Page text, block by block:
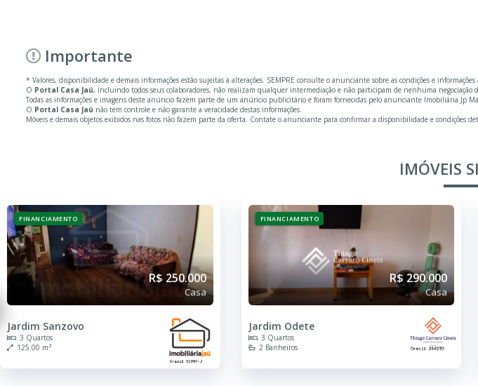
Importante
* Valores, disponibilidade e demais informações estão sujeitas à alterações. SEMPRE consulte o anunciante sobre as condições e
O Portal Casa Jaú, incluindo todos seus colaboradores, não realizam qualquer intermediação e não participam de nenhuma negociação
Todas as informações e imagens deste anúncio fazem parte de um anúncio publicitário e foram fornecidas pelo anunciante Imobiliária Jp
O Portal Casa Jaú não tem controle e não garante a veracidade destas informações.
Móveis e demais objetos exibidos nas fotos não fazem parte da oferta. Contate o anunciante para confirmar a disponibilidade e condições
IMÓVEIS
FINANCIAMENTO
R$ 250.000
Casa
Jardim Sanzovo
3 Quartos
125.00 m²
FINANCIAMENTO
R$ 290.000
Casa
Jardim Odete
3 Quartos
2 Banheiros